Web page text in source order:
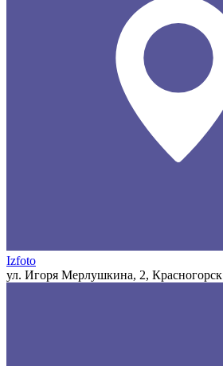
Izfoto
ул. Игоря Мерлушкина, 2, Красногорск